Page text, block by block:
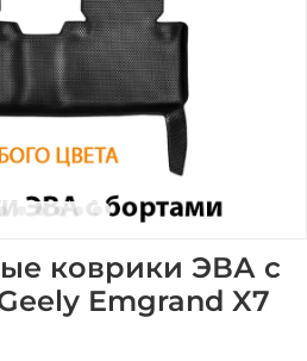
коврики ЭВА с
Emgrand X7